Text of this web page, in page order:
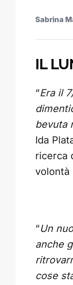
Sabrina
IL
“Era il
bevuta
Ida
ricerca
volontà
“Un
anche
cose